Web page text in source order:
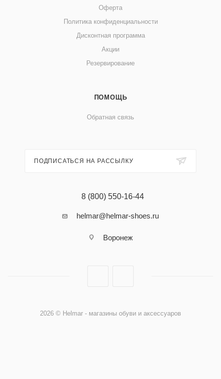
Оферта
Политика конфиденциальности
Дисконтная программа
Акции
Резервирование
ПОМОЩЬ
Обратная связь
ПОДПИСАТЬСЯ НА РАССЫЛКУ
8 (800) 550-16-44
helmar@helmar-shoes.ru
Воронеж
2026 © Helmar - магазины обуви и аксессуаров